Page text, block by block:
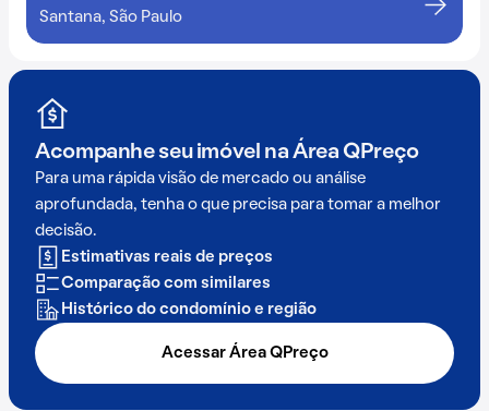
Santana, São Paulo
Acompanhe seu imóvel na Área QPreço
Para uma rápida visão de mercado ou análise
aprofundada, tenha o que precisa para tomar a melhor
decisão.
Estimativas reais de preços
Comparação com similares
Histórico do condomínio e região
Acessar Área QPreço